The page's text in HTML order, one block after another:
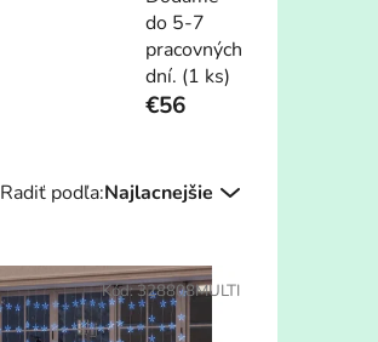
do 5-7
pracovných
dní. (1 ks)
€56
Radiť podľa:Najlacnejšie
Kód:328808MULTI